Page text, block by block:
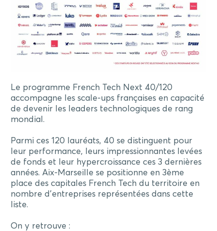
Le programme French Tech Next 40/120
accompagne les scale-ups françaises en capacité
de devenir les leaders technologiques de rang
mondial.
Parmi ces 120 lauréats, 40 se distinguent pour
leur performance, leurs impressionnantes levées
de fonds et leur hypercroissance ces 3 dernières
années. Aix-Marseille se positionne en 3ème
place des capitales French Tech du territoire en
nombre d’entreprises représentées dans cette
liste.
On y retrouve :